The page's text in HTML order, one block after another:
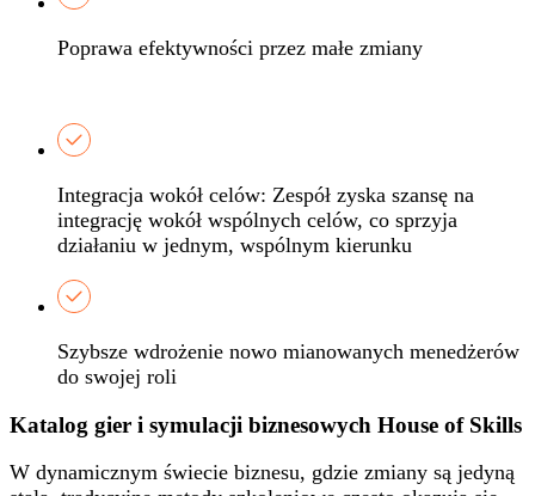
Poprawa efektywności przez małe zmiany
Integracja wokół celów: Zespół zyska szansę na
integrację wokół wspólnych celów, co sprzyja
działaniu w jednym, wspólnym kierunku
Szybsze wdrożenie nowo mianowanych menedżerów
do swojej roli​
Katalog gier i symulacji biznesowych House of Skills
W dynamicznym świecie biznesu, gdzie zmiany są jedyną